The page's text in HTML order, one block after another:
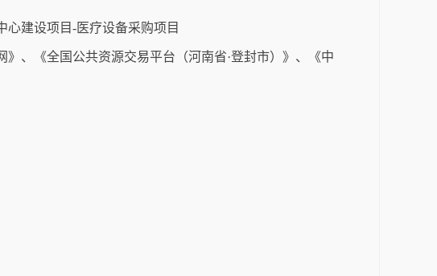
心建设项目-医疗设备采购项目
、《全国公共资源交易平台（河南省·登封市）》、《中